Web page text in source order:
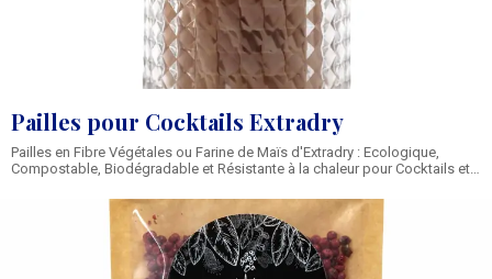
Pailles pour Cocktails Extradry
Pailles en Fibre Végétales ou Farine de Maïs d'Extradry : Ecologique,
Compostable, Biodégradable et Résistante à la chaleur pour Cocktails et
pailles. 2 longueurs : 140 et 200 mm. Type de Pailles pour Cocktails
vendues par Extradry